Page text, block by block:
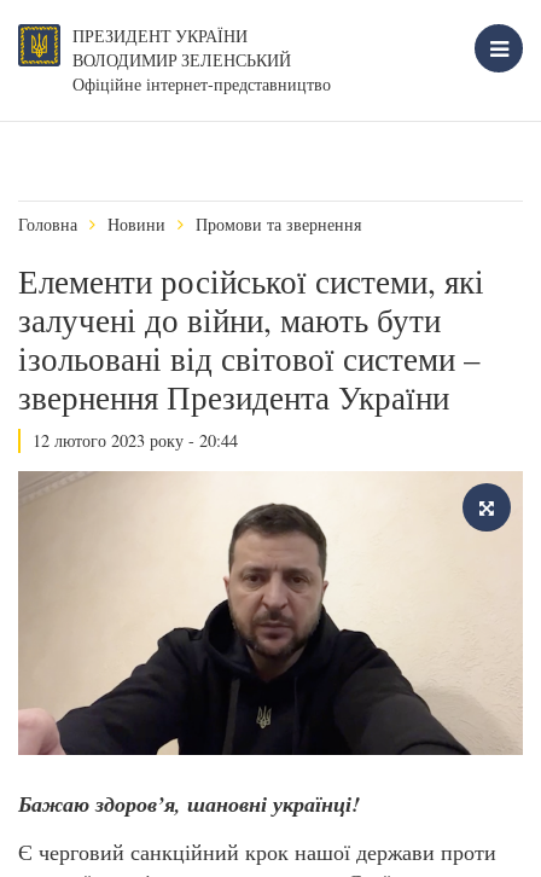
ПРЕЗИДЕНТ УКРАЇНИ
ВОЛОДИМИР ЗЕЛЕНСЬКИЙ
Офіційне інтернет-представництво
Головна Новини Промови та звернення
Елементи російської системи, які
залучені до війни, мають бути
ізольовані від світової системи –
звернення Президента України
12 лютого 2023 року - 20:44
Бажаю здоров’я, шановні українці!
Є черговий санкційний крок нашої держави проти